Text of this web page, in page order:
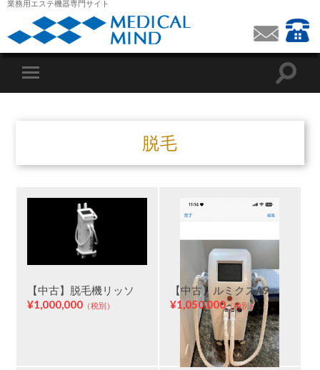
業務用エステ機器専門サイト
脱毛
【中古】脱毛機リッソ
¥1,000,000 （税別）
【中古】ルミクスA9
¥1,050,000（税別）